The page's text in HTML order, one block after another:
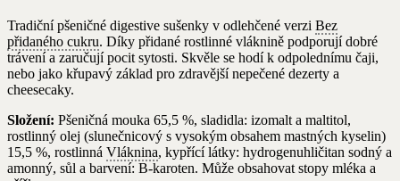
Tradiční pšeničné digestive sušenky v odlehčené verzi Bez
přidaného cukru. Díky přidané rostlinné vláknině podporují dobré
trávení a zaručují pocit sytosti. Skvěle se hodí k odpolednímu čaji,
nebo jako křupavý základ pro zdravější nepečené dezerty a
cheesecaky.
Složení: Pšeničná mouka 65,5 %, sladidla: izomalt a maltitol,
rostlinný olej (slunečnicový s vysokým obsahem mastných kyselin)
15,5 %, rostlinná Vláknina, kypřící látky: hydrogenuhličitan sodný a
amonný, sůl a barvení: B-karoten. Může obsahovat stopy mléka a